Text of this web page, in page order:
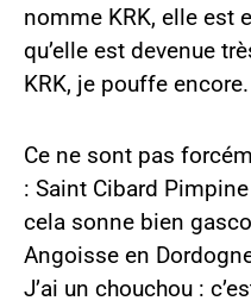
nomme KRK, elle est
qu’elle est devenue
KRK, je pouffe
Ce ne sont pas
: Saint Cibard
cela sonne bien
Angoisse en
J’ai un chouchou :